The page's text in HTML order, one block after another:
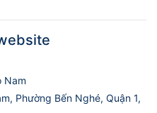
Nam
Phường Bến Nghé, Quận 1,